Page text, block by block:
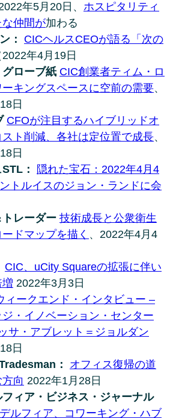
年5月20日、 ホスピタリティ
仲間が加わる
： CICヘルスCEOが語る「次の
年4月19日
ローブ紙 CIC創業者ティム・ロ
ーキングスペースに空前の需要、
日
CFOが注目するハイブリッドオ
スト削減、各社は定位置で成長、
日
：
隠れた宝石：2022年4月4
トルイスのジョン・ランドに会
レーダー 技術成長と公衆衛生
ドマップを描く 、2022年4月4
CIC、uCity Squareの拡張に伴い
2022年3月3日
ィークエンド・インタビュー –
・イノベーション・センター
サ・アブレット＝ジョルダン
日
：
オフィス復帰の道
向 2022年1月28日
フィア・ビジネス・ジャーナル
ルフィア、コワーキング・ハブ